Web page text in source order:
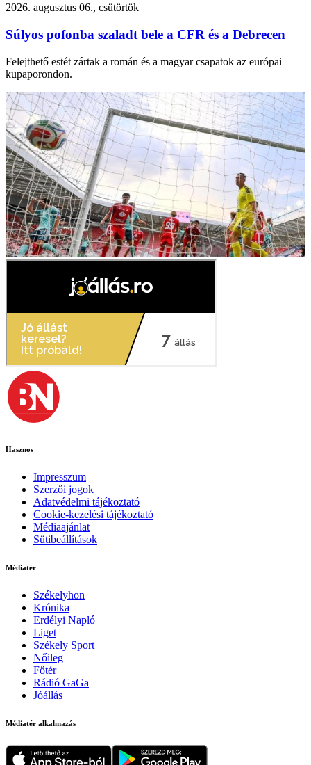
2026. augusztus 06., csütörtök
Súlyos pofonba szaladt bele a CFR és a Debrecen
Felejthető estét zártak a román és a magyar csapatok az európai
kupaporondon.
Hasznos
Impresszum
Szerzői jogok
Adatvédelmi tájékoztató
Cookie-kezelési tájékoztató
Médiaajánlat
Sütibeállítások
Médiatér
Székelyhon
Krónika
Erdélyi Napló
Liget
Székely Sport
Nőileg
Főtér
Rádió GaGa
Jóállás
Médiatér alkalmazás